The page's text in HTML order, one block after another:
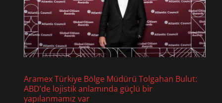
Aramex Türkiye Bölge Müdürü Tolgahan Bulut:
ABD’de lojistik anlamında güçlü bir
yapılanmamız var